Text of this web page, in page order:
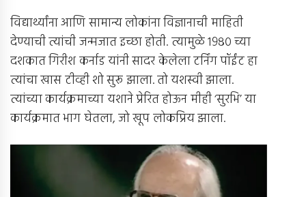
विद्यार्थ्यांना आणि सामान्य लोकांना विज्ञानाची माहिती
देण्याची त्यांची जन्मजात इच्छा होती. त्यामुळे १९८० च्या
दशकात गिरीश कर्नाड यांनी सादर केलेला टर्निंग पॉईंट हा
त्यांचा खास टीव्ही शो सुरू झाला. तो यशस्वी झाला.
त्यांच्या कार्यक्रमाच्या यशाने प्रेरित होऊन मीही ‘सुरभि’ या
कार्यक्रमात भाग घेतला, जो खूप लोकप्रिय झाला.